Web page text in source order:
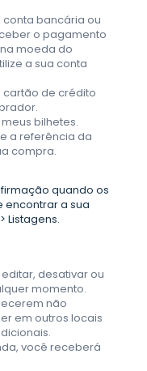
bancária ou
o pagamento
moeda do
a sua conta
cartão de crédito
bilhetes.
a referência da
compra.
quando os
encontrar a sua
Listagens.
desativar ou
momento.
não
em outros locais
você receberá